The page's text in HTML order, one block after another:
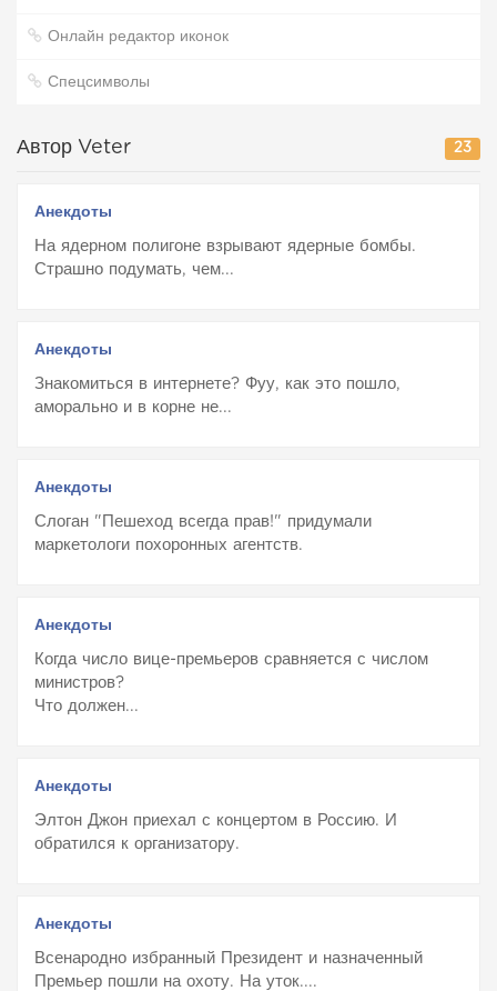
Онлайн редактор иконок
Спецсимволы
Автор Veter 23
Анекдоты
На ядерном полигоне взрывают ядерные бомбы.
Страшно подумать, чем...
Анекдоты
Знакомиться в интернете? Фуу, как это пошло,
аморально и в корне не...
Анекдоты
Слоган "Пешеход всегда прав!" придумали
маркетологи похоронных агентств.
Анекдоты
Когда число вице-премьеров сравняется с числом
министров?
Что должен...
Анекдоты
Элтон Джон приехал с концертом в Россию. И
обратился к организатору.
Анекдоты
Всенародно избранный Президент и назначенный
Премьер пошли на охоту. На уток....